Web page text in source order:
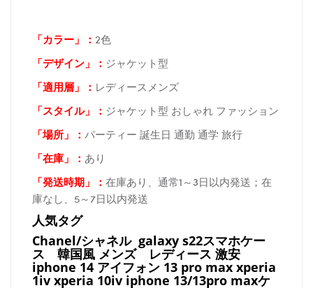
「カラー」： 2色
「デザイン」
： ジャケット型
「適用層」： レディースメンズ
「スタイル」： ジャケット型 おしゃれ ファッション
「場所 」： パーティー 誕生日 通勤 通学 旅行
「在庫 」： あり
「発送時期 」： 在庫あり、通常1～3日以内発送；在
庫なし、5～7日以内発送
人気タグ
Chanel/シャネル galaxy s22スマホケー
ス 韓国風 メンズ レディース 激安
iphone 14 アイフォン 13 pro max xperia
1iv xperia 10iv iphone 13/13pro maxケ